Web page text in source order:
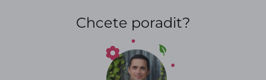
Chcete poradit?